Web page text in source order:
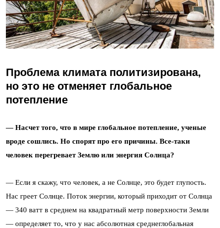
Проблема климата политизирована,
но это не отменяет глобальное
потепление
— Насчет того, что в мире глобальное потепление, ученые
вроде сошлись. Но спорят про его причины. Все-таки
человек перегревает Землю или энергия Солнца?
— Если я скажу, что человек, а не Солнце, это будет глупость.
Нас греет Солнце. Поток энергии, который приходит от Солнца
— 340 ватт в среднем на квадратный метр поверхности Земли
— определяет то, что у нас абсолютная среднеглобальная